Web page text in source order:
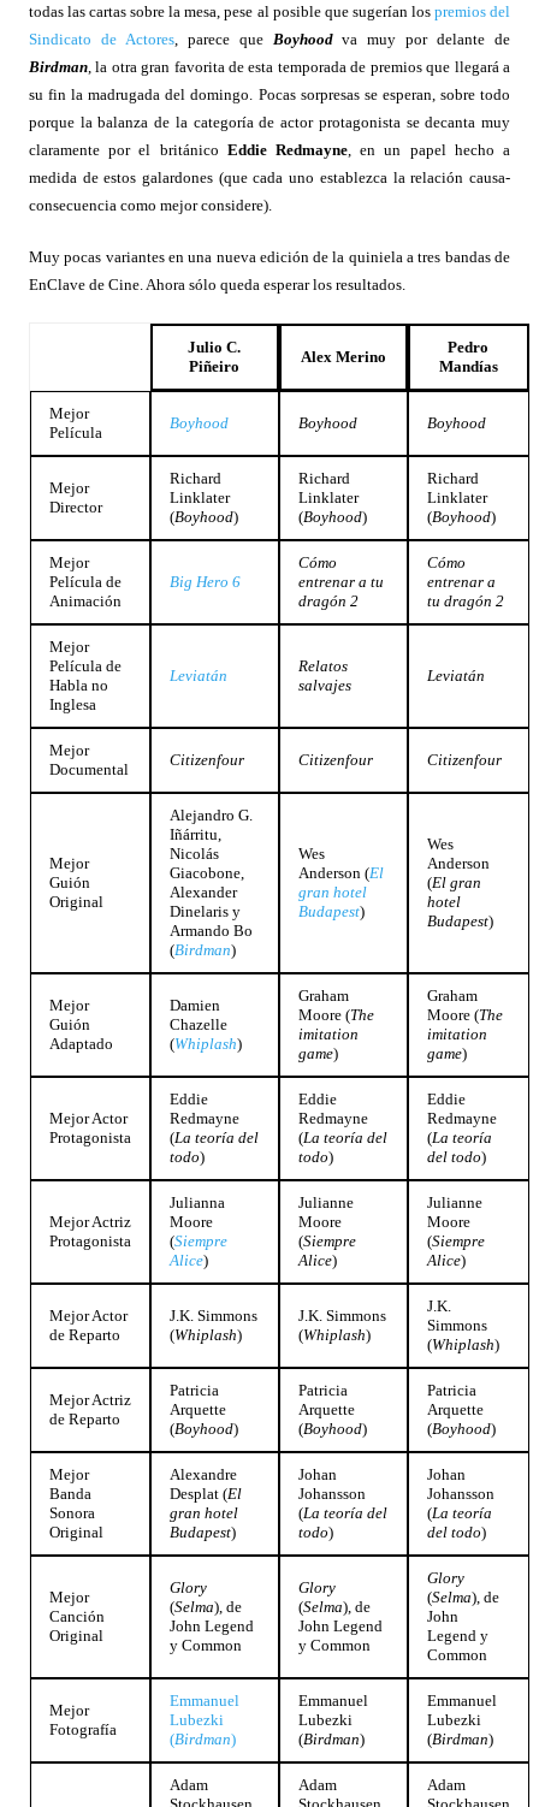
todas las cartas sobre la mesa, pese al posible que sugerían los premios del
Sindicato de Actores, parece que Boyhood va muy por delante de
Birdman, la otra gran favorita de esta temporada de premios que llegará a
su fin la madrugada del domingo. Pocas sorpresas se esperan, sobre todo
porque la balanza de la categoría de actor protagonista se decanta muy
claramente por el británico Eddie Redmayne , en un papel hecho a
medida de estos galardones (que cada uno establezca la relación causa-
consecuencia como mejor considere).
Muy pocas variantes en una nueva edición de la quiniela a tres bandas de
EnClave de Cine. Ahora sólo queda esperar los resultados.
Julio C.
Piñeiro
Alex Merino
Pedro
Mandías
Mejor
Película
Boyhood Boyhood Boyhood
Mejor
Director
Richard
Linklater
(Boyhood)
Richard
Linklater
(Boyhood)
Richard
Linklater
(Boyhood)
Mejor
Película de
Animación
Big Hero 6
Cómo
entrenar a tu
dragón 2
Cómo
entrenar a
tu dragón 2
Mejor
Película de
Habla no
Inglesa
Leviatán
Relatos
salvajes
Leviatán
Mejor
Documental
Citizenfour Citizenfour Citizenfour
Mejor
Guión
Original
Alejandro G.
Iñárritu,
Nicolás
Giacobone,
Alexander
Dinelaris y
Armando Bo
(Birdman)
Wes
Anderson (El
gran hotel
Budapest)
Wes
Anderson
(El gran
hotel
Budapest)
Mejor
Guión
Adaptado
Damien
Chazelle
(Whiplash)
Graham
Moore (The
imitation
game)
Graham
Moore (The
imitation
game)
Mejor Actor
Protagonista
Eddie
Redmayne
(La teoría del
todo)
Eddie
Redmayne
(La teoría del
todo)
Eddie
Redmayne
(La teoría
del todo)
Mejor Actriz
Protagonista
Julianna
Moore
(Siempre
Alice)
Julianne
Moore
(Siempre
Alice)
Julianne
Moore
(Siempre
Alice)
Mejor Actor
de Reparto
J.K. Simmons
(Whiplash)
J.K. Simmons
(Whiplash)
J.K.
Simmons
(Whiplash)
Mejor Actriz
de Reparto
Patricia
Arquette
(Boyhood)
Patricia
Arquette
(Boyhood)
Patricia
Arquette
(Boyhood)
Mejor
Banda
Sonora
Original
Alexandre
Desplat (El
gran hotel
Budapest)
Johan
Johansson
(La teoría del
todo)
Johan
Johansson
(La teoría
del todo)
Mejor
Canción
Original
Glory
(Selma), de
John Legend
y Common
Glory
(Selma), de
John Legend
y Common
Glory
(Selma), de
John
Legend y
Common
Mejor
Fotografía
Emmanuel
Lubezki
(Birdman)
Emmanuel
Lubezki
(Birdman)
Emmanuel
Lubezki
(Birdman)
Adam
Adam
Adam